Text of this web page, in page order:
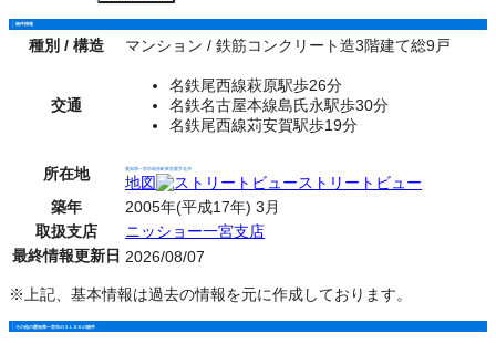
物件情報
種別 / 構造 マンション / 鉄筋コンクリート造3階建て総9戸
交通
名鉄尾西線萩原駅歩26分
名鉄名古屋本線島氏永駅歩30分
名鉄尾西線苅安賀駅歩19分
所在地 愛知県一宮市萩原町東宮重字北沖
地図
ストリートビュー
築年
2005年(平成17年) 3月
取扱支店
ニッショー一宮支店
最終情報更新日 2026/08/07
※上記、基本情報は過去の情報を元に作成しております。
その他の愛知県一宮市の２ＬＤＫの物件